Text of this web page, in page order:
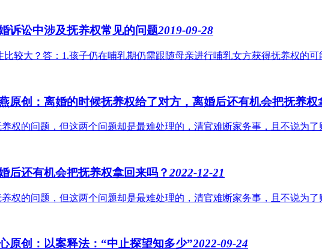
诉讼中涉及抚养权常见的问题2019-09-28
较大？答：1.孩子仍在哺乳期仍需跟随母亲进行哺乳女方获得抚养权的
原创：离婚的时候抚养权给了对方，离婚后还有机会把抚养权
权的问题，但这两个问题却是最难处理的，清官难断家务事，且不说为
后还有机会把抚养权拿回来吗？2022-12-21
权的问题，但这两个问题却是最难处理的，清官难断家务事，且不说为
原创：以案释法：“中止探望知多少”2022-09-24